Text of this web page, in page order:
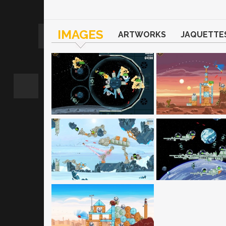
IMAGES ARTWORKS